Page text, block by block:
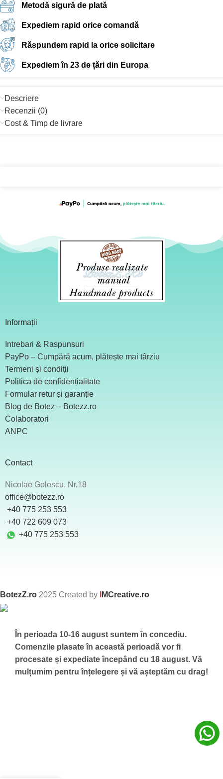
Metodă sigură de plată
Expediem rapid orice comandă
Răspundem rapid la orice solicitare
Expediem în 23 de țări din Europa
Descriere
Recenzii (0)
Cost & Timp de livrare
Informații
Intrebari & Raspunsuri
PayPo – Cumpără acum, plătește mai târziu
Termeni și condiții
Politica de confidențialitate
Formular retur și garanție
Blog de Botez – Botezz.ro
Colaboratori
ANPC
Contact
Nicolae Golescu, Nr.18
office@botezz.ro
+40 775 253 553
‪ +40 722 609 073
+40 775 253 553
BotezZ.ro 2025 Created by MCreative.ro
În perioada 10-16 august suntem în concediu.
Comenzile plasate în această perioadă vor fi
procesate și expediate începând cu 18 august. Vă
mulțumim pentru înțelegere și vă așteptăm cu drag!